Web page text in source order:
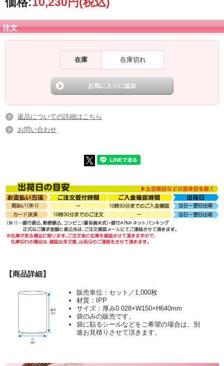
注文
在庫 在庫切れ
返品についての詳細はこちら
お問い合わせ
【商品詳細】
販売単位：セット／1,000枚
材質：IPP
サイズ：厚み0.028×W150×H640mm
袋のみの販売です。
袋に貼るシールなどをご希望の場合は、別
途お見積りさせて頂きます。